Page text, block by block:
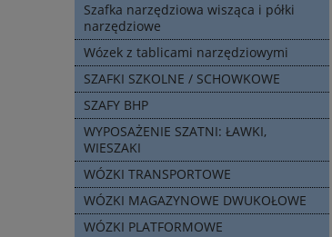
Szafka narzędziowa wisząca i półki
narzędziowe
Wózek z tablicami narzędziowymi
SZAFKI SZKOLNE / SCHOWKOWE
SZAFY BHP
WYPOSAŻENIE SZATNI: ŁAWKI,
WIESZAKI
WÓZKI TRANSPORTOWE
WÓZKI MAGAZYNOWE DWUKOŁOWE
WÓZKI PLATFORMOWE